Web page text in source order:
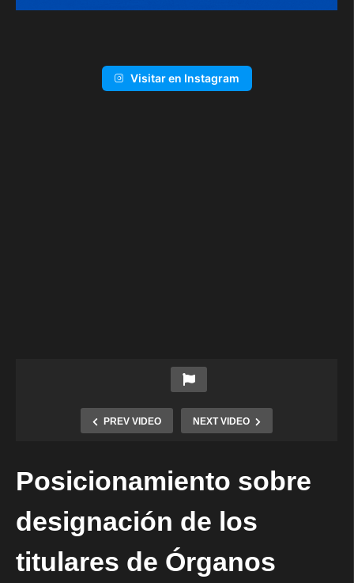
Visitar en Instagram
PREV VIDEO NEXT VIDEO
Posicionamiento sobre
designación de los
titulares de Órganos